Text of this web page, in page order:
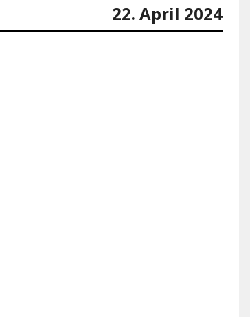
22. April 2024